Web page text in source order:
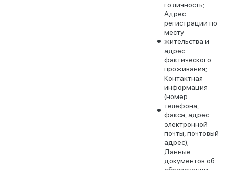
го личность;
Адрес
регистрации по
месту
жительства и
адрес
фактического
проживания;
Контактная
информация
(номер
телефона,
факса, адрес
электронной
почты, почтовый
адрес);
Данные
документов об